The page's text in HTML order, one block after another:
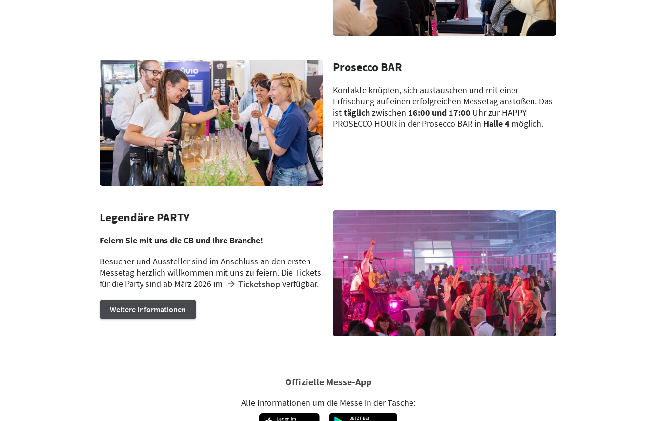
Prosecco BAR
Kontakte knüpfen, sich austauschen und mit einer
Erfrischung auf einen erfolgreichen Messetag anstoßen. Das
isttäglichzwischen 16:00 und 17:00 Uhr zur HAPPY
PROSECCO HOUR in der Prosecco BAR in Halle 4 möglich.
Legendäre PARTY
Feiern Sie mit uns die CB und Ihre Branche!
Besucher und Aussteller sind im Anschluss an den ersten
Messetag herzlich willkommen mit uns zu feiern. Die Tickets
für die Party sind ab März 2026 im
Ticketshopverfügbar.
Weitere Informationen
Offizielle Messe-App
Alle Informationen um die Messe in der Tasche: